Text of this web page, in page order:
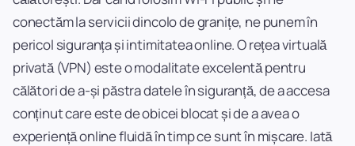
conectăm la servicii dincolo de granițe, ne punem în
pericol siguranța și intimitatea online. O rețea virtuală
privată (VPN) este o modalitate excelentă pentru
călători de a-și păstra datele în siguranță, de a accesa
conținut care este de obicei blocat și de a avea o
experiență online fluidă în timp ce sunt în mișcare. Iată